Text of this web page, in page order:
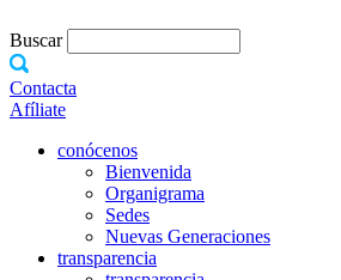
Buscar
Contacta
Afíliate
conócenos
Bienvenida
Organigrama
Sedes
Nuevas Generaciones
transparencia